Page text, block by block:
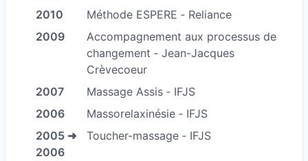
massages et approches corporelles, lors de cet
accompagnement personnalisé au cours duquel
vous pourrez ralentir, vous reconnecter à vous-
mêmes. A partir de cet endroit de détente et de
confiance, vous retrouverez votre équilibre
intérieur de manière durable, en ayant relâché
Installée à
Saint-Nizier-d'Azergues
2010
Méthode ESPERE ‐ Reliance
2009
Accompagnement aux processus de
changement ‐ Jean-Jacques
Crèvecoeur
2007
Massage Assis ‐ IFJS
2006
Massorelaxinésie ‐ IFJS
2005 ➜
2006
Toucher-massage ‐ IFJS